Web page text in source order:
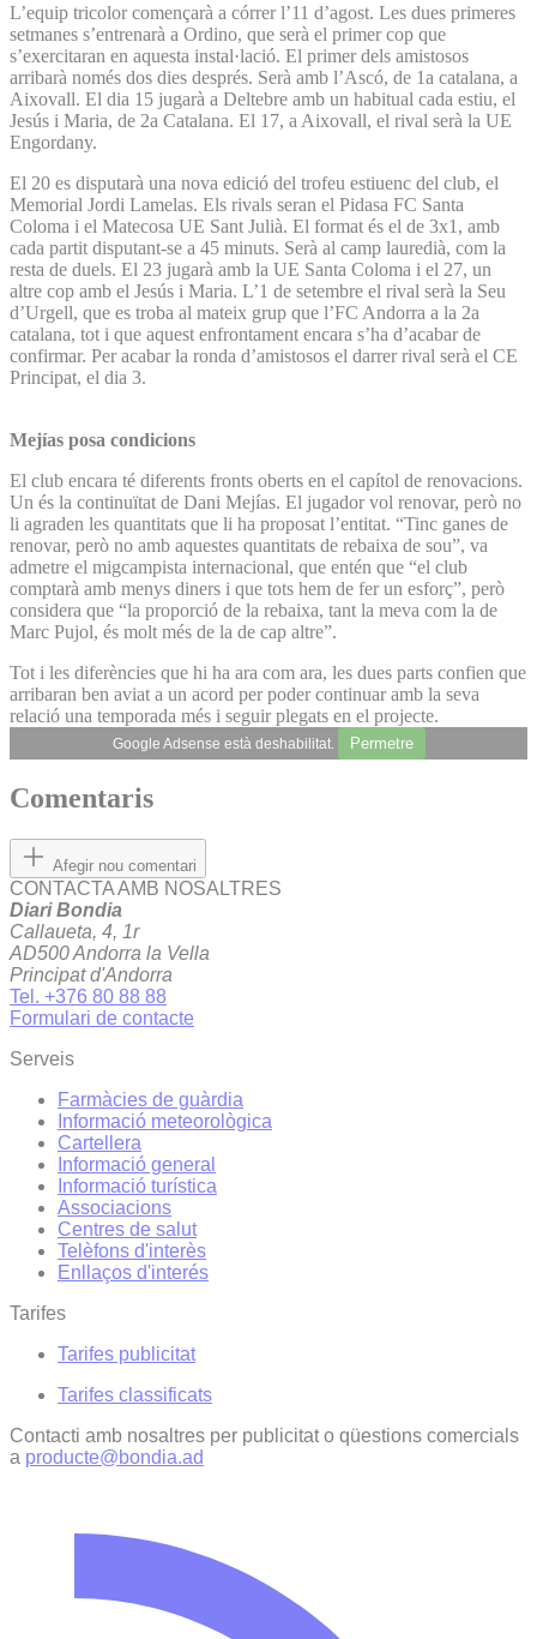
L’equip tricolor començarà a córrer l’11 d’agost. Les dues primeres
setmanes s’entrenarà a Ordino, que serà el primer cop que
s’exercitaran en aquesta instal·lació. El primer dels amistosos
arribarà només dos dies després. Serà amb l’Ascó, de 1a catalana, a
Aixovall. El dia 15 jugarà a Deltebre amb un habitual cada estiu, el
Jesús i Maria, de 2a Catalana. El 17, a Aixovall, el rival serà la UE
Engordany.
El 20 es disputarà una nova edició del trofeu estiuenc del club, el
Memorial Jordi Lamelas. Els rivals seran el Pidasa FC Santa
Coloma i el Matecosa UE Sant Julià. El format és el de 3x1, amb
cada partit disputant-se a 45 minuts. Serà al camp lauredià, com la
resta de duels. El 23 jugarà amb la UE Santa Coloma i el 27, un
altre cop amb el Jesús i Maria. L’1 de setembre el rival serà la Seu
d’Urgell, que es troba al mateix grup que l’FC Andorra a la 2a
catalana, tot i que aquest enfrontament encara s’ha d’acabar de
confirmar. Per acabar la ronda d’amistosos el darrer rival serà el CE
Principat, el dia 3.
Mejías posa condicions
El club encara té diferents fronts oberts en el capítol de renovacions.
Un és la continuïtat de Dani Mejías. El jugador vol renovar, però no
li agraden les quantitats que li ha proposat l’entitat. “Tinc ganes de
renovar, però no amb aquestes quantitats de rebaixa de sou”, va
admetre el migcampista internacional, que entén que “el club
comptarà amb menys diners i que tots hem de fer un esforç”, però
considera que “la proporció de la rebaixa, tant la meva com la de
Marc Pujol, és molt més de la de cap altre”.
Tot i les diferències que hi ha ara com ara, les dues parts confien que
arribaran ben aviat a un acord per poder continuar amb la seva
relació una temporada més i seguir plegats en el projecte.
Google Adsense està deshabilitat. Permetre
Comentaris
Afegir nou comentari
CONTACTA AMB NOSALTRES
Diari Bondia
Callaueta, 4, 1r
AD500 Andorra la Vella
Principat d'Andorra
Tel. +376 80 88 88
Formulari de contacte
Serveis
Farmàcies de guàrdia
Informació meteorològica
Cartellera
Informació general
Informació turística
Associacions
Centres de salut
Telèfons d'interès
Enllaços d'interés
Tarifes
Tarifes publicitat
Tarifes classificats
Contacti amb nosaltres per publicitat o qüestions comercials
a producte@bondia.ad